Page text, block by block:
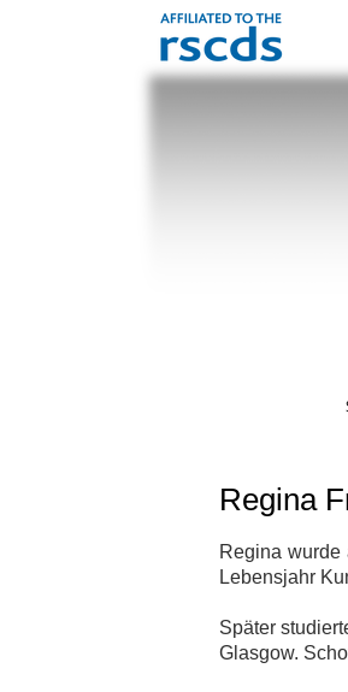
Regina
Regina wurde
Lebensjahr
Später
Glasgow.